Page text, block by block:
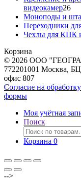
видеокамер2626
Моноподы и
Переходники
Чехлы для КПК
Корзина
© 2026 ООО
772201001 Москва,
офис 807
Согласие на
формы
Моя учётная
Поиск
Искать:
Корзина 0
-->